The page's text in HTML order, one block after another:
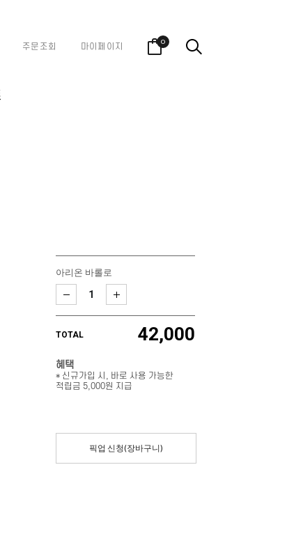
주문조회 마이페이지 0
아리온 바롤로
TOTAL 42,000
혜택
* 신규가입 시, 바로 사용 가능한
적립금 5,000원 지급
픽업 신청(장바구니)